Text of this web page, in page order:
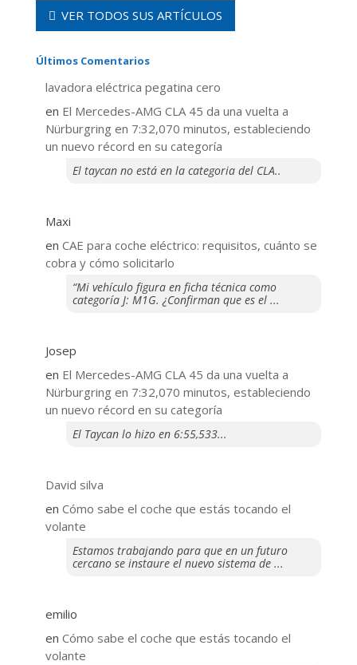
VER TODOS SUS ARTÍCULOS
Últimos Comentarios
lavadora eléctrica pegatina cero
en El Mercedes-AMG CLA 45 da una vuelta a
Nürburgring en 7:32,070 minutos, estableciendo
un nuevo récord en su categoría
El taycan no está en la categoria del CLA..
Maxi
en CAE para coche eléctrico: requisitos, cuánto se
cobra y cómo solicitarlo
“Mi vehículo figura en ficha técnica como
categoría J: M1G. ¿Confirman que es el ...
Josep
en El Mercedes-AMG CLA 45 da una vuelta a
Nürburgring en 7:32,070 minutos, estableciendo
un nuevo récord en su categoría
El Taycan lo hizo en 6:55,533...
David silva
en ​Cómo sabe el coche que estás tocando el
volante
Estamos trabajando para que en un futuro
cercano se instaure el nuevo sistema de ...
emilio
en ​Cómo sabe el coche que estás tocando el
volante